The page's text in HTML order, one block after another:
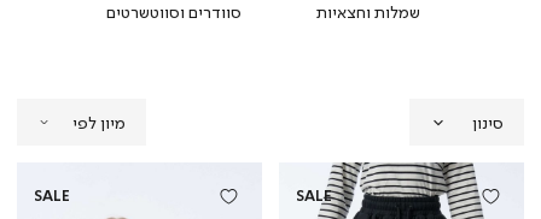
שמלות וחצאיות סוודרים וסווטשרטים
סינון
SALE
SALE